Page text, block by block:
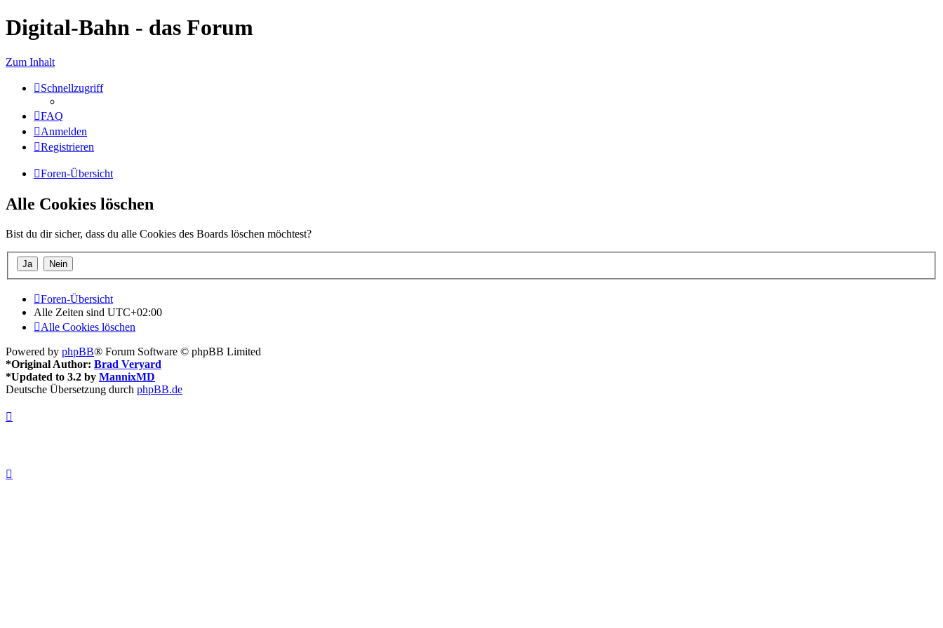
Digital-Bahn - das Forum
Zum Inhalt
Schnellzugriff
FAQ
Anmelden
Registrieren
Foren-Übersicht
Alle Cookies löschen
Bist du dir sicher, dass du alle Cookies des Boards löschen möchtest?
Foren-Übersicht
Alle Zeiten sind UTC+02:00
Alle Cookies löschen
Powered by phpBB® Forum Software © phpBB Limited
*Original Author: Brad Veryard
*Updated to 3.2 by MannixMD
Deutsche Übersetzung durch phpBB.de